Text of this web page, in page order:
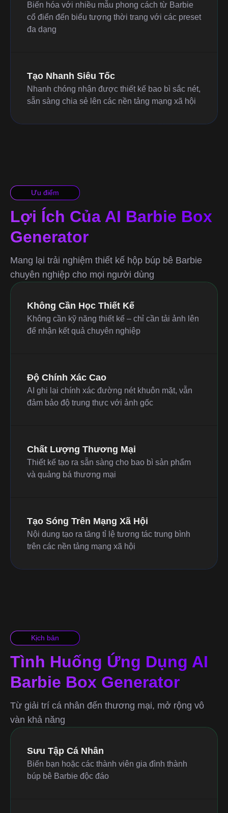
Biến hóa với nhiều mẫu phong cách từ Barbie
cổ điển đến biểu tượng thời trang với các preset
đa dạng
Tạo Nhanh Siêu Tốc
Nhanh chóng nhận được thiết kế bao bì sắc nét,
sẵn sàng chia sẻ lên các nền tảng mạng xã hội
Ưu điểm
Lợi Ích Của AI Barbie Box
Generator
Mang lại trải nghiệm thiết kế hộp búp bê Barbie
chuyên nghiệp cho mọi người dùng
Không Cần Học Thiết Kế
Không cần kỹ năng thiết kế – chỉ cần tải ảnh lên
để nhận kết quả chuyên nghiệp
Độ Chính Xác Cao
AI ghi lại chính xác đường nét khuôn mặt, vẫn
đảm bảo độ trung thực với ảnh gốc
Chất Lượng Thương Mại
Thiết kế tạo ra sẵn sàng cho bao bì sản phẩm
và quảng bá thương mại
Tạo Sóng Trên Mạng Xã Hội
Nội dung tạo ra tăng tỉ lệ tương tác trung bình
trên các nền tảng mạng xã hội
Kịch bản
Tình Huống Ứng Dụng AI
Barbie Box Generator
Từ giải trí cá nhân đến thương mại, mở rộng vô
vàn khả năng
Sưu Tập Cá Nhân
Biến bạn hoặc các thành viên gia đình thành
búp bê Barbie độc đáo